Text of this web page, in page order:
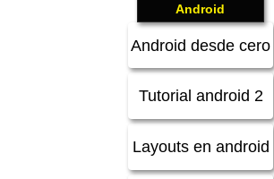
Android
Android desde cero
Tutorial android 2
Layouts en android